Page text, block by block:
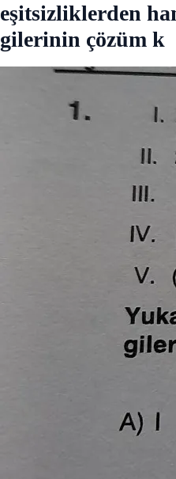
eşitsizliklerden
gilerinin çözüm k